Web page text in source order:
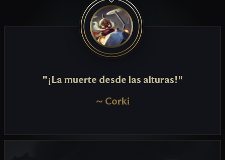
"¡La muerte desde las alturas!"
~ Corki